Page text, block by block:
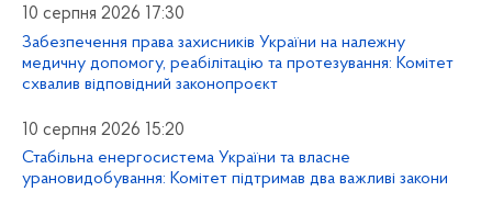
10 серпня 2026 17:30
Забезпечення права захисників України на належну
медичну допомогу, реабілітацію та протезування: Комітет
схвалив відповідний законопроєкт
10 серпня 2026 15:20
Стабільна енергосистема України та власне
урановидобування: Комітет підтримав два важливі закони